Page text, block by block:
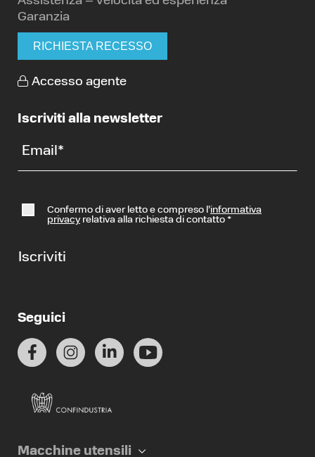
Garanzia
RICHIESTA RECESSO
Accesso agente
Iscriviti alla newsletter
Email*
Confermo di aver letto e compreso l’informativa
privacyrelativa alla richiesta di contatto *
Iscriviti
Seguici
Macchine utensili